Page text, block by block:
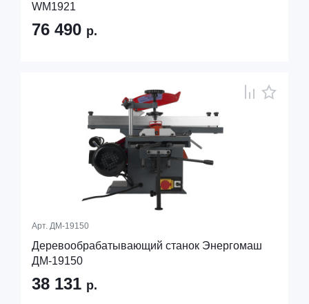
WM1921
76 490 р.
Арт. ДМ-19150
Деревообрабатывающий станок Энергомаш
ДМ-19150
38 131 р.